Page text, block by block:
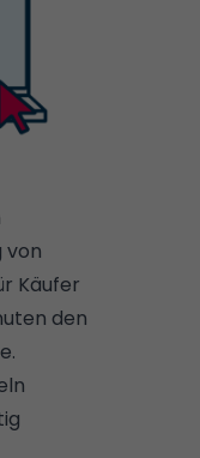
von
Käufer
den